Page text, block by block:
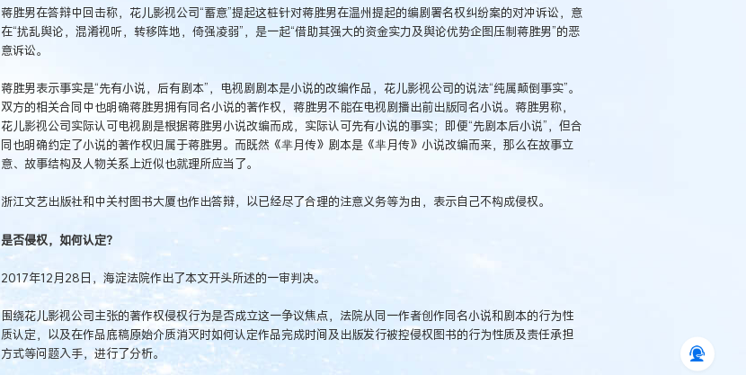
蒋胜男在答辩中回击称，花儿影视公司“蓄意”提起这桩针对蒋胜男在温州提起的编剧署名权纠纷案的对冲诉讼，意
在“扰乱舆论，混淆视听，转移阵地，倚强凌弱”，是一起“借助其强大的资金实力及舆论优势企图压制蒋胜男”的恶
意诉讼。
蒋胜男表示事实是“先有小说，后有剧本”，电视剧剧本是小说的改编作品，花儿影视公司的说法“纯属颠倒事实”。
双方的相关合同中也明确蒋胜男拥有同名小说的著作权，蒋胜男不能在电视剧播出前出版同名小说。蒋胜男称，
花儿影视公司实际认可电视剧是根据蒋胜男小说改编而成，实际认可先有小说的事实；即便“先剧本后小说”，但合
同也明确约定了小说的著作权归属于蒋胜男。而既然《芈月传》剧本是《芈月传》小说改编而来，那么在故事立
意、故事结构及人物关系上近似也就理所应当了。
浙江文艺出版社和中关村图书大厦也作出答辩，以已经尽了合理的注意义务等为由，表示自己不构成侵权。
是否侵权，如何认定？
2017年12月28日，海淀法院作出了本文开头所述的一审判决。
围绕花儿影视公司主张的著作权侵权行为是否成立这一争议焦点，法院从同一作者创作同名小说和剧本的行为性
质认定，以及在作品底稿原始介质消灭时如何认定作品完成时间及出版发行被控侵权图书的行为性质及责任承担
方式等问题入手，进行了分析。